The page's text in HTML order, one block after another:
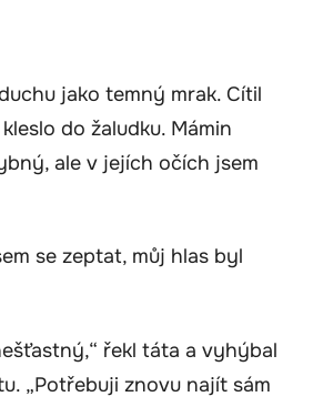
jako temný mrak. Cítil
do žaludku. Mámin
ale v jejích očích jsem
se zeptat, můj hlas byl
řekl táta a vyhýbal
„Potřebuji znovu najít sám